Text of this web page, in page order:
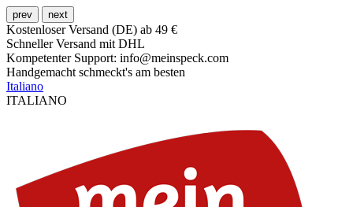
prev next
Kostenloser Versand (DE) ab 49 €
Schneller Versand mit DHL
Kompetenter Support: info@meinspeck.com
Handgemacht schmeckt's am besten
Italiano
ITALIANO